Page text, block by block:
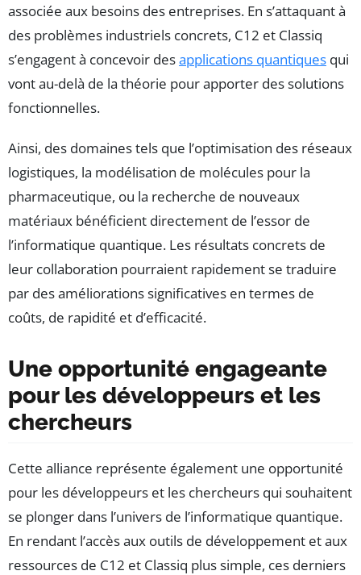
associée aux besoins des entreprises. En s’attaquant à
des problèmes industriels concrets, C12 et Classiq
s’engagent à concevoir desapplications quantiques qui
vont au-delà de la théorie pour apporter des solutions
fonctionnelles.
Ainsi, des domaines tels que l’optimisation des réseaux
logistiques, la modélisation de molécules pour la
pharmaceutique, ou la recherche de nouveaux
matériaux bénéficient directement de l’essor de
l’informatique quantique. Les résultats concrets de
leur collaboration pourraient rapidement se traduire
par des améliorations significatives en termes de
coûts, de rapidité et d’efficacité.
Une opportunité engageante
pour les développeurs et les
chercheurs
Cette alliance représente également une opportunité
pour les développeurs et les chercheurs qui souhaitent
se plonger dans l’univers de l’informatique quantique.
En rendant l’accès aux outils de développement et aux
ressources de C12 et Classiq plus simple, ces derniers